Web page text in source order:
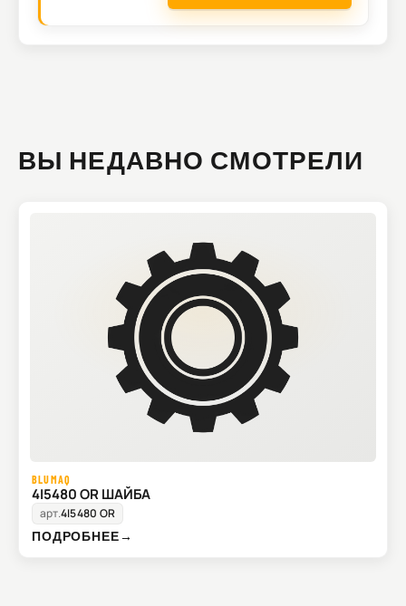
ВЫ НЕДАВНО СМОТРЕЛИ
BLUMAQ
4I5480 OR ШАЙБА
арт.4I5480 OR
ПОДРОБНЕЕ→